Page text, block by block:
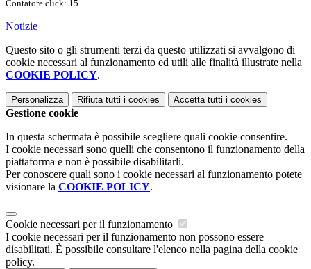
Contatore click: 15
Notizie
Questo sito o gli strumenti terzi da questo utilizzati si avvalgono di
cookie necessari al funzionamento ed utili alle finalità illustrate nella
COOKIE POLICY.
Personalizza Rifiuta tutti i cookies Accetta tutti i cookies
Gestione cookie
In questa schermata è possibile scegliere quali cookie consentire.
I cookie necessari sono quelli che consentono il funzionamento della
piattaforma e non è possibile disabilitarli.
Per conoscere quali sono i cookie necessari al funzionamento potete
visionare la COOKIE POLICY.
Cookie necessari per il funzionamento
I cookie necessari per il funzionamento non possono essere
disabilitati. È possibile consultare l'elenco nella pagina della cookie
policy.